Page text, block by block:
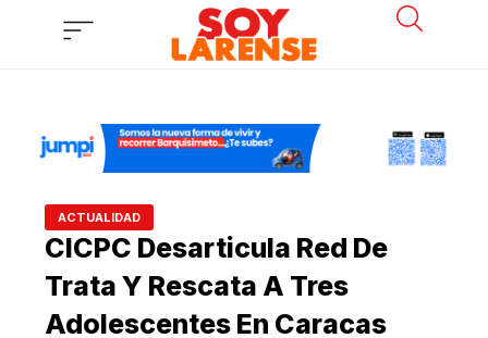
ACTUALIDAD
CICPC Desarticula Red De
Trata Y Rescata A Tres
Adolescentes En Caracas